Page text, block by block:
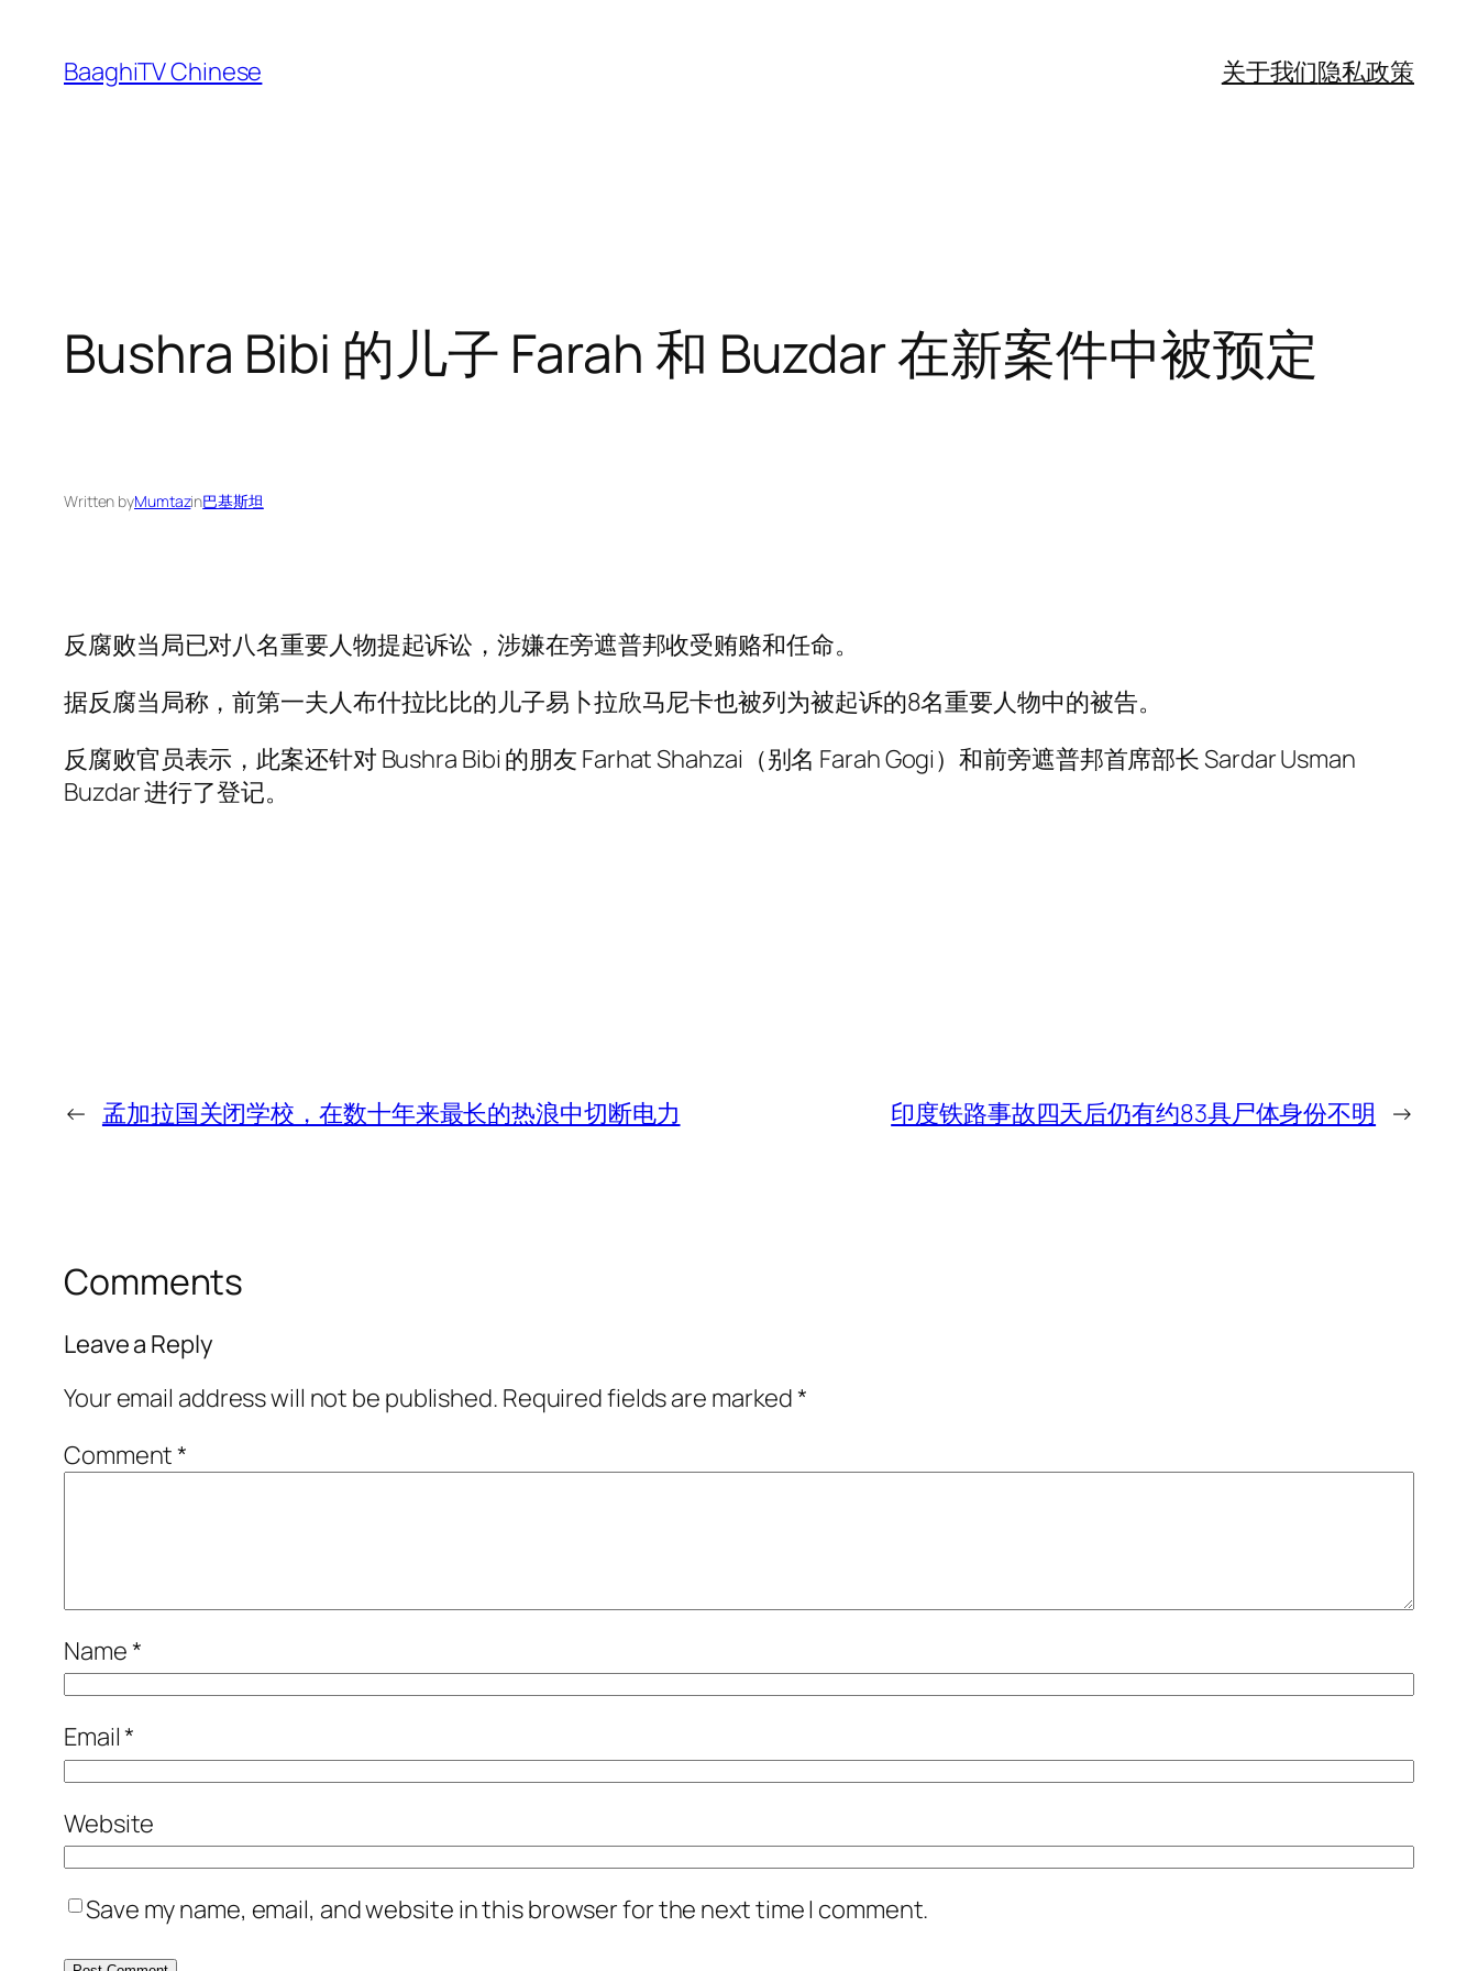
content
BaaghiTV Chinese 关于我们隐私政策
Bushra Bibi 的儿子 Farah 和 Buzdar 在新案件中被预定
Written byMumtazin巴基斯坦
反腐败当局已对八名重要人物提起诉讼，涉嫌在旁遮普邦收受贿赂和任命。
据反腐当局称，前第一夫人布什拉比比的儿子易卜拉欣马尼卡也被列为被起诉的8名重要人物中的被告。
反腐败官员表示，此案还针对 Bushra Bibi 的朋友 Farhat Shahzai（别名 Farah Gogi）和前旁遮普邦首席部长 Sardar Usman
Buzdar 进行了登记。
← 孟加拉国关闭学校，在数十年来最长的热浪中切断电力 印度铁路事故四天后仍有约83具尸体身份不明 →
Comments
Leave a Reply
Your email address will not be published. Required fields are marked*
Comment*
Name*
Email*
Website
Save my name, email, and website in this browser for the next time I comment.